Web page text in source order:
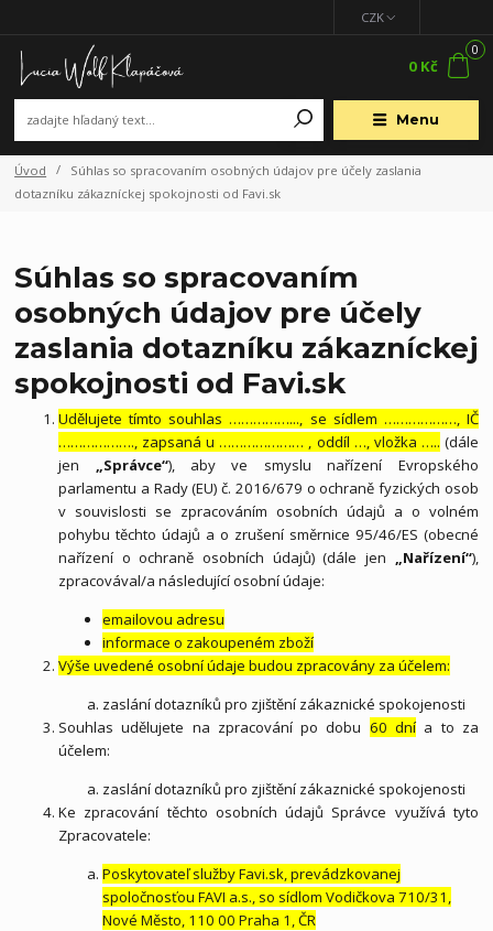
Menu
CZK
0
0 Kč
Úvod
Súhlas so spracovaním osobných údajov pre účely zaslania
dotazníku zákazníckej spokojnosti od Favi.sk
Súhlas so spracovaním
osobných údajov pre účely
zaslania dotazníku zákazníckej
spokojnosti od Favi.sk
Udělujete tímto souhlas ……………..., se sídlem ………………, IČ
………………., zapsaná u ………………… , oddíl …, vložka ….. (dále
jen „Správce“), aby ve smyslu nařízení Evropského
parlamentu a Rady (EU) č. 2016/679 o ochraně fyzických osob
v souvislosti se zpracováním osobních údajů a o volném
pohybu těchto údajů a o zrušení směrnice 95/46/ES (obecné
nařízení o ochraně osobních údajů) (dále jen „Nařízení“),
zpracovával/a následující osobní údaje:
emailovou adresu
informace o zakoupeném zboží
Výše uvedené osobní údaje budou zpracovány za účelem:
zaslání dotazníků pro zjištění zákaznické spokojenosti
Souhlas udělujete na zpracování po dobu 60 dní a to za
účelem:
zaslání dotazníků pro zjištění zákaznické spokojenosti
Ke zpracování těchto osobních údajů Správce využívá tyto
Zpracovatele:
Poskytovateľ služby Favi.sk, prevádzkovanej
spoločnosťou FAVI a.s., so sídlom Vodičkova 710/31,
Nové Město, 110 00 Praha 1, ČR